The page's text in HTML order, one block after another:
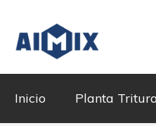
content
Inicio Planta